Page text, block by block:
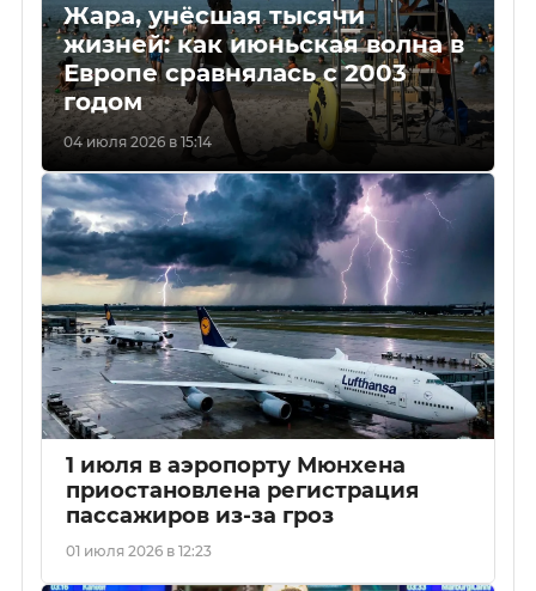
Жара, унёсшая тысячи
жизней: как июньская волна в
Европе сравнялась с 2003
годом
04 июля 2026 в 15:14
1 июля в аэропорту Мюнхена
приостановлена регистрация
пассажиров из-за гроз
01 июля 2026 в 12:23